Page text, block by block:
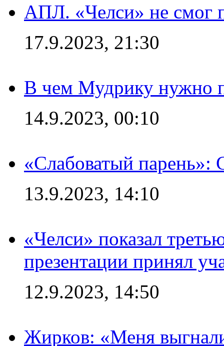
АПЛ. «Челси» не смог
17.9.2023, 21:30
В чем Мудрику нужно
14.9.2023, 00:10
«Слабоватый парень»:
13.9.2023, 14:10
«Челси» показал
презентации принял
12.9.2023, 14:50
Жирков: «Меня